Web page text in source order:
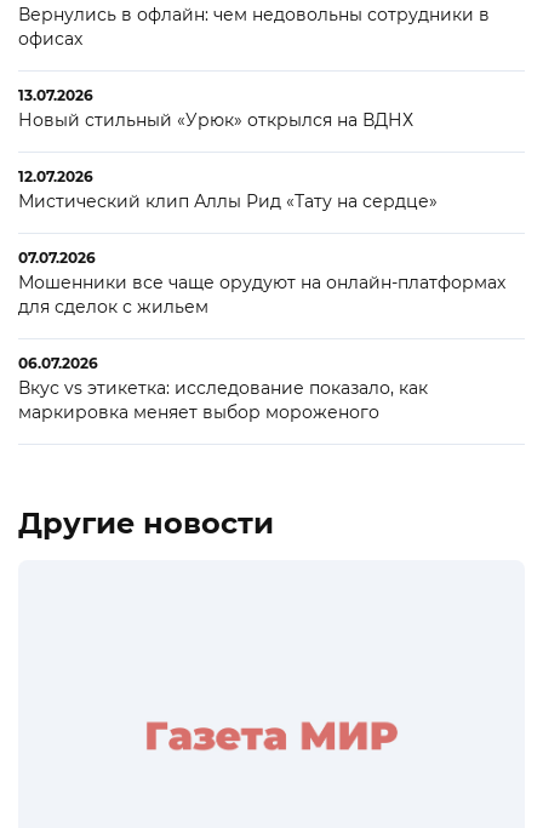
Вернулись в офлайн: чем недовольны сотрудники в
офисах
13.07.2026
Новый стильный «Урюк» открылся на ВДНХ
12.07.2026
Мистический клип Аллы Рид «Тату на сердце»
07.07.2026
Мошенники все чаще орудуют на онлайн-платформах
для сделок с жильем
06.07.2026
Вкус vs этикетка: исследование показало, как
маркировка меняет выбор мороженого
Другие новости